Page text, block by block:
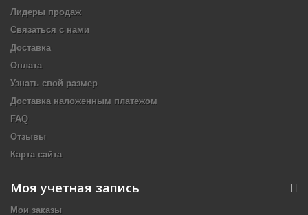
Лидеры продаж
Связаться с нами
Доставка
Оплата
Узнать свой размер
Доставка наложенным платежом
FAQ
Отзывы
Карта сайта
Моя учетная запись
Мои заказы